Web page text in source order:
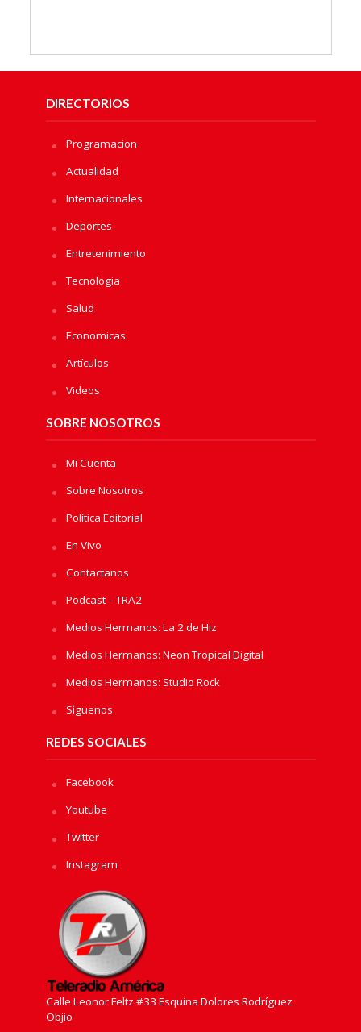
DIRECTORIOS
Programacion
Actualidad
Internacionales
Deportes
Entretenimiento
Tecnologia
Salud
Economicas
Artículos
Videos
SOBRE NOSOTROS
Mi Cuenta
Sobre Nosotros
Política Editorial
En Vivo
Contactanos
Podcast – TRA2
Medios Hermanos: La 2 de Hiz
Medios Hermanos: Neon Tropical Digital
Medios Hermanos: Studio Rock
Sìguenos
REDES SOCIALES
Facebook
Youtube
Twitter
Instagram
Calle Leonor Feltz #33 Esquina Dolores Rodríguez
Objio